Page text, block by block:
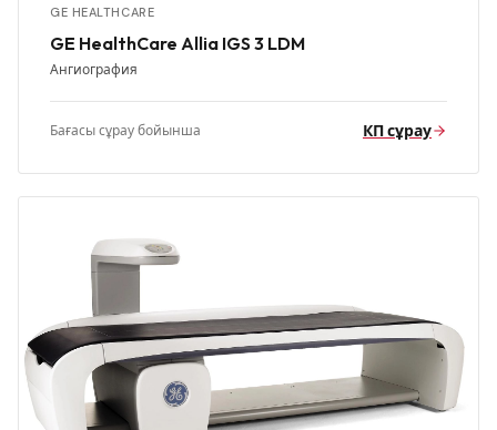
GE HEALTHCARE
GE HealthCare Allia IGS 3 LDM
Ангиография
Бағасы сұрау бойынша КП сұрау